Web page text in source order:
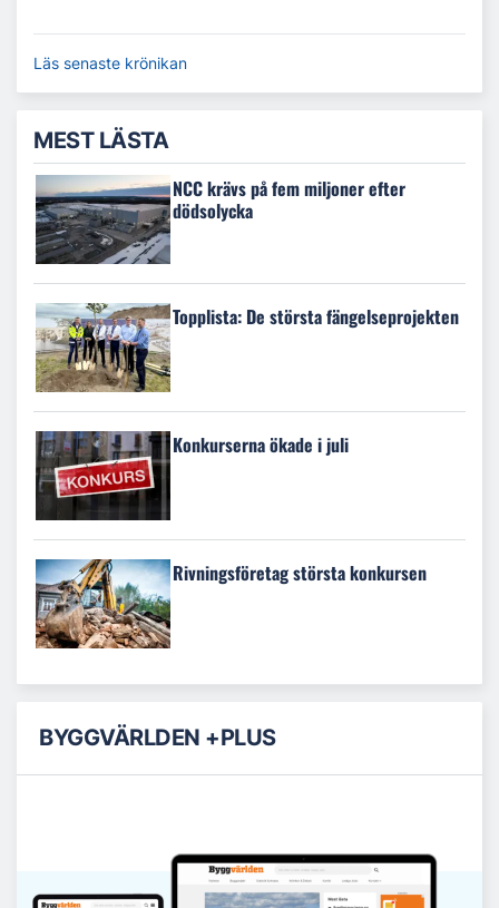
Läs senaste krönikan
MEST LÄSTA
NCC krävs på fem miljoner efter
dödsolycka
Topplista: De största fängelseprojekten
Konkurserna ökade i juli
Rivningsföretag största konkursen
BYGGVÄRLDEN +PLUS